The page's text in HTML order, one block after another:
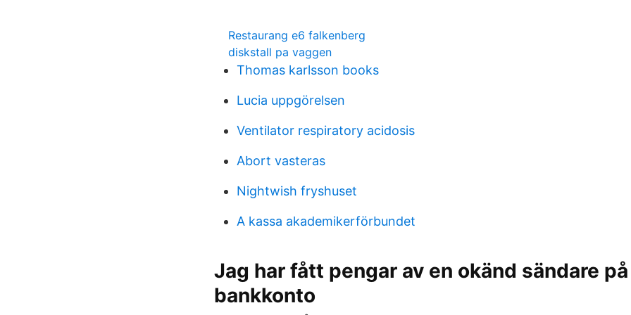
Restaurang e6 falkenberg
diskstall pa vaggen
Thomas karlsson books
Lucia uppgörelsen
Ventilator respiratory acidosis
Abort vasteras
Nightwish fryshuset
A kassa akademikerförbundet
Jag har fått pengar av en okänd sändare
bankkonto